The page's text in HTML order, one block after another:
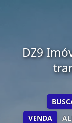
DZ9
VENDA